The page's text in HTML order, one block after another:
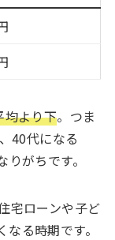
均より下。つま
40代になる
がちです。
宅ローンや子ど
る時期です。